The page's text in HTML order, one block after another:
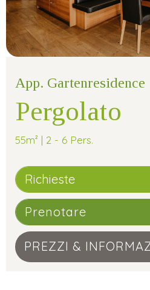
App. Gartenresidence
Pergolato
55m² | 2 - 6 Pers.
Richieste
Prenotare
PREZZI &